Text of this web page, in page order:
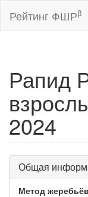
Рейтинг ФШРβ
Рапид
2024
Общая
Метод